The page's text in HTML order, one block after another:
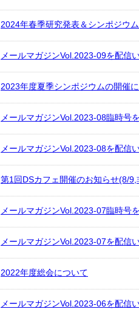
2024年春季研究発表＆シンポジウ
メールマガジンVol.2023-09を配信
2023年度夏季シンポジウムの開催
メールマガジンVol.2023-08臨時号
メールマガジンVol.2023-08を配信
第1回DSカフェ開催のお知らせ(8/
メールマガジンVol.2023-07臨時号
メールマガジンVol.2023-07を配信
2022年度総会について
メールマガジンVol.2023-06を配信